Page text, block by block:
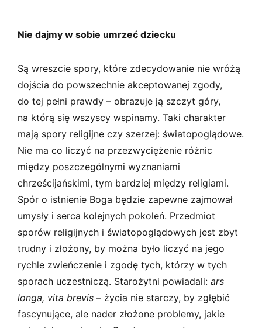
Nie dajmy w sobie umrzeć dziecku
Są wreszcie spory, które zdecydowanie nie wróżą
dojścia do powszechnie akceptowanej zgody,
do tej pełni prawdy – obrazuje ją szczyt góry,
na którą się wszyscy wspinamy. Taki charakter
mają spory religijne czy szerzej: światopoglądowe.
Nie ma co liczyć na przezwyciężenie różnic
między poszczególnymi wyznaniami
chrześcijańskimi, tym bardziej między religiami.
Spór o istnienie Boga będzie zapewne zajmował
umysły i serca kolejnych pokoleń. Przedmiot
sporów religijnych i światopoglądowych jest zbyt
trudny i złożony, by można było liczyć na jego
rychle zwieńczenie i zgodę tych, którzy w tych
sporach uczestniczą. Starożytni powiadali: ars
longa, vita brevis – życia nie starczy, by zgłębić
fascynujące, ale nader złożone problemy, jakie